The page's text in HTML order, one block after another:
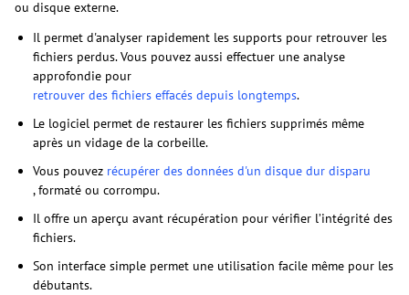
ou disque externe.
Il permet d'analyser rapidement les supports pour retrouver les
fichiers perdus. Vous pouvez aussi effectuer une analyse
approfondie pour
retrouver des fichiers effacés depuis longtemps.
Le logiciel permet de restaurer les fichiers supprimés même
après un vidage de la corbeille.
Vous pouvez récupérer des données d'un disque dur disparu
, formaté ou corrompu.
Il offre un aperçu avant récupération pour vérifier l’intégrité des
fichiers.
Son interface simple permet une utilisation facile même pour les
débutants.